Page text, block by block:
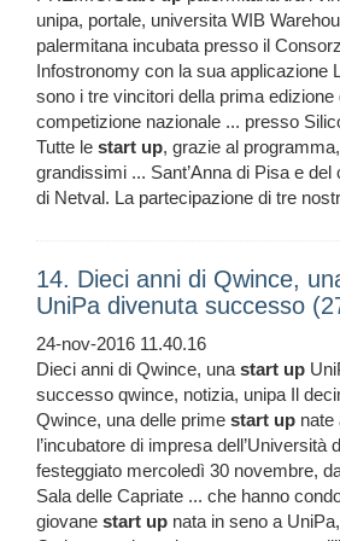
unipa, portale, universita WIB
palermitana incubata presso il
Infostronomy con la sua applicazione
sono i tre vincitori della prima edizione
competizione nazionale ... presso
Tutte le start up, grazie al
grandissimi ... Sant’Anna di Pisa e
di Netval. La partecipazione di tre
14. Dieci anni di Qwince,
UniPa divenuta successo
24-nov-2016 11.40.16
Dieci anni di Qwince, unastart up
successo qwince, notizia, unipa Il
Qwince, una delle prime start up nate
l’incubatore di impresa dell’Università
festeggiato mercoledì 30 novembre,
Sala delle Capriate ... che hanno
giovane start up nata in seno a